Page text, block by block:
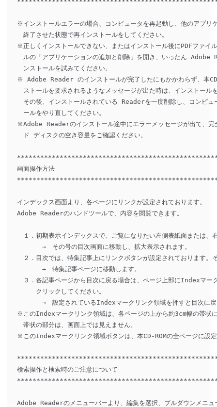
※インストールエラーの場合、コンピュータを再起動し、他のアプリ
終了させた状態で再インストールをしてください。
※正しくインストールできない、またはインストール後にPDFファイ
ルの「アプリケーションの追加と削除」を開き、いったん Adobe
ンストールを試みてください。
※ Adobe Reader のインストールが完了したにもかかわらず、本
ストールを要求されるようなメッセージが出た時は、インストール
その後、インストールされている Readerを一度削除し、コンピュ
ールをやり直してください。
※Adobe Readerのインストール途中にエラーメッセージが出て、完
ド ディスクの空き容量をご確認ください。
画面操作方法
インデックス画面より、各ページにリンクが設定されております。
Adobe Readerのハンドツールで、内容を閲覧できます。
１．初期表示インデックスで、ご覧になりたい左側表紙面または、
→　その号の目次画面に移動し、拡大表示されます。
２．目次では、特集記事上にリンクボタンが設定されております。
→　特集記事ページに移動します。
３．各記事ページから目次に戻る場合は、ページ上部にIndexマー
クリックしてください。
→　設定されているIndexマークリンク領域を押すと目次に戻
※このIndexマークリンク領域は、各ページの上から約3cm幅の帯状
帯状の部分は、画面上では見えません。
※このIndexマークリンク領域ボタンは、本CD-ROMの全ページに設
検索操作と検索時のご注意について
Adobe Readerのメニューバーより、編集を選択、プルダウンメニュ